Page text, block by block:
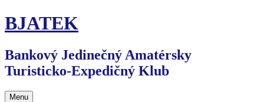
Preskočiť
na
BJATEK
Bankový Jedinečný Amatérsky
Turisticko-Expedičný Klub
Menu